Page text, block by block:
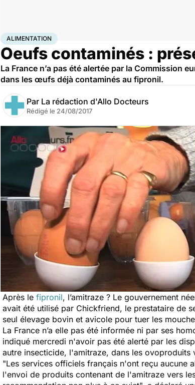
AccueilSantéSociété
ALIMENTATION
Oeufs contaminés :
La France n’a pas été alertée par la Commission
dans les œufs déjà contaminés au fipronil.
Par La rédaction d'Allo Docteurs
Rédigé le 24/08/2017
Après le fipronil, l’amitraze ? Le gouvernement
avait été utilisé par Chickfriend, le prestataire de
seul élevage bovin et avicole pour tuer les
La France n’a elle pas été informée ni par ses
indiqué mercredi n'avoir pas été alerté par les
autre insecticide, l'amitraze, dans les ovoproduits
"Les services officiels français n'ont reçu aucune
l'envoi de produits contenant de l'amitraze vers